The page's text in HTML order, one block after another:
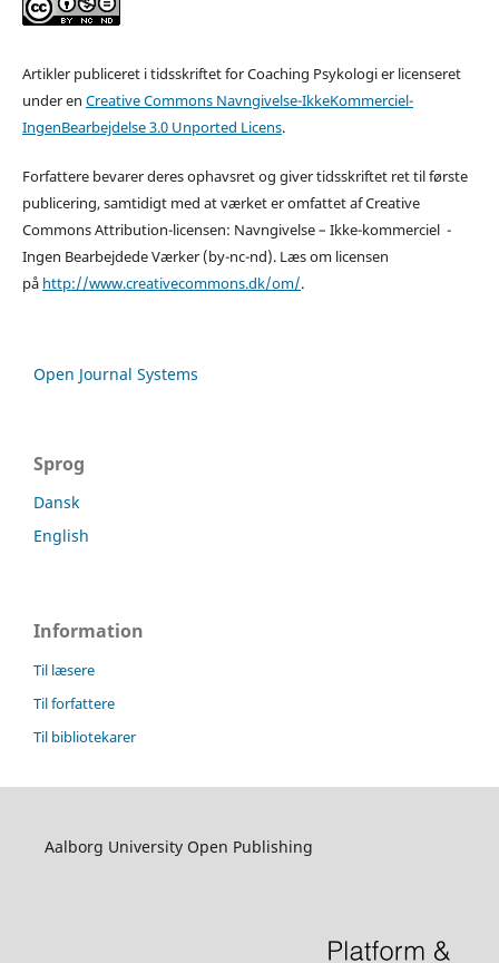
Artikler publiceret i tidsskriftet for Coaching Psykologi er licenseret
under en Creative Commons Navngivelse-IkkeKommerciel-
IngenBearbejdelse 3.0 Unported Licens.
Forfattere bevarer deres ophavsret og giver tidsskriftet ret til første
publicering, samtidigt med at værket er omfattet af Creative
Commons Attribution-licensen: Navngivelse – Ikke-kommerciel -
Ingen Bearbejdede Værker (by-nc-nd). Læs om licensen
på http://www.creativecommons.dk/om/.
Open Journal Systems
Sprog
Dansk
English
Information
Til læsere
Til forfattere
Til bibliotekarer
Aalborg University Open Publishing